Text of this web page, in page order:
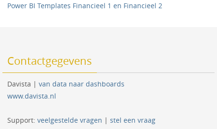
Power BI Templates Financieel 1 en Financieel 2
Contactgegevens
Davista | van data naar dashboards
www.davista.nl
Support: veelgestelde vragen | stel een vraag